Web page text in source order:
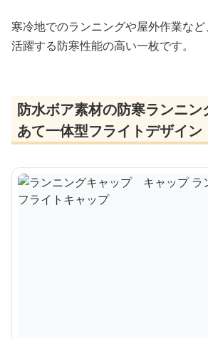
寒冷地でのランニングや屋外作業な
活躍する防寒性能の高い一枚です。
防水ボア素材の防寒ランニ
あて一体型フライトデザイン